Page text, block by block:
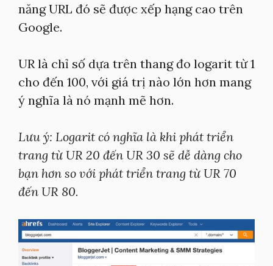
năng URL đó sẽ được xếp hạng cao trên
Google.
UR là chỉ số dựa trên thang đo logarit từ 1
cho đến 100, với giá trị nào lớn hơn mang
ý nghĩa là nó mạnh mẽ hơn.
Lưu ý: Logarit có nghĩa là khi phát triển
trang từ UR 20 đến UR 30 sẽ dễ dàng cho
bạn hơn so với phát triển trang từ UR 70
đến UR 80.